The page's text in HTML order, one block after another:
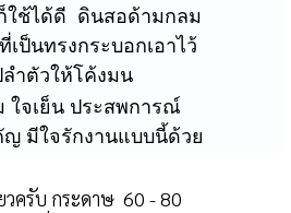
ใช้ได้ดี ดินสอด้ามกลม
เป็นทรงกระบอกเอาไว้
ลำตัวให้โค้งมน
ใจเย็น ประสพการณ์
มีใจรักงานแบบนี้ด้วย
ช้
รับ กระดาษ 60 - 80